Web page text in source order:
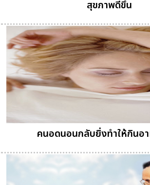
สุขภาพดีขึ้น
คนอดนอนกลับยิ่งทำให้กินอ